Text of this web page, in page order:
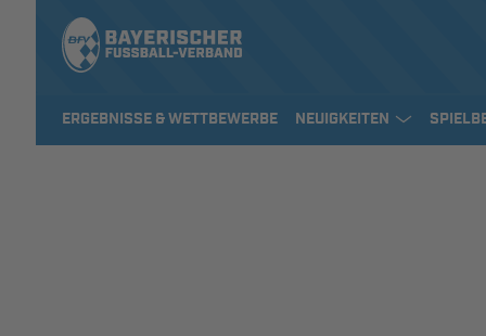
ERGEBNISSE & WETTBEWERBE NEUIGKEITEN